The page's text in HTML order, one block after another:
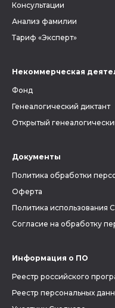
Консультации
Анализ фамилии
Тариф «Эксперт»
Некоммерческая
Фонд
Генеалогический диктант
Открытый
Документы
Политика обработки
Оферта
Политика использования
Согласие на обработку
Информация о ПО
Реестр российского
Реестр персональных